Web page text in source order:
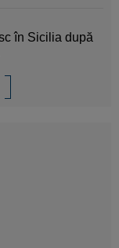
în Sicilia după